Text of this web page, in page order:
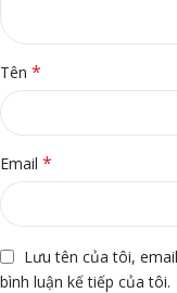
Tên *
Email *
Lưu tên của tôi,
bình luận kế tiếp của tôi.